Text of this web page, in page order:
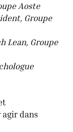
Aoste
Groupe
Lean, Groupe
dans